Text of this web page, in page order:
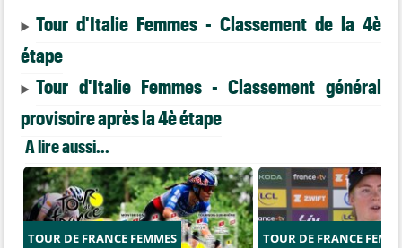
Tour d'Italie Femmes - Classement de la 4è
étape
Tour d'Italie Femmes - Classement général
provisoire après la 4è étape
A lire aussi...
TOUR DE FRANCE FEMMES TOUR DE FRANCE